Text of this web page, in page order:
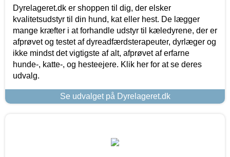
Dyrelageret.dk er shoppen til dig, der elsker
kvalitetsudstyr til din hund, kat eller hest. De lægger
mange kræfter i at forhandle udstyr til kæledyrene, der er
afprøvet og testet af dyreadfærdsterapeuter, dyrlæger og
ikke mindst det vigtigste af alt, afprøvet af erfarne
hunde-, katte-, og hesteejere. Klik her for at se deres
udvalg.
Se udvalget på Dyrelageret.dk